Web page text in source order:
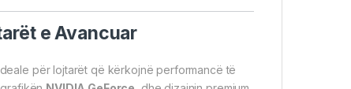
e Avancuar
për lojtarët që kërkojnë performancë të